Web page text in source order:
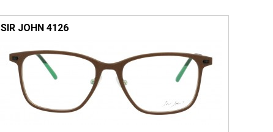
SIR JOHN 4126